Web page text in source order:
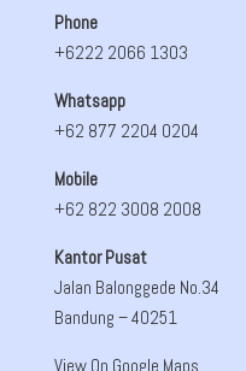
Phone
+6222 2066 1303
Whatsapp
+62 877 2204 0204
Mobile
+62 822 3008 2008
Kantor Pusat
Jalan Balonggede No.34
Bandung – 40251
View On Google Maps